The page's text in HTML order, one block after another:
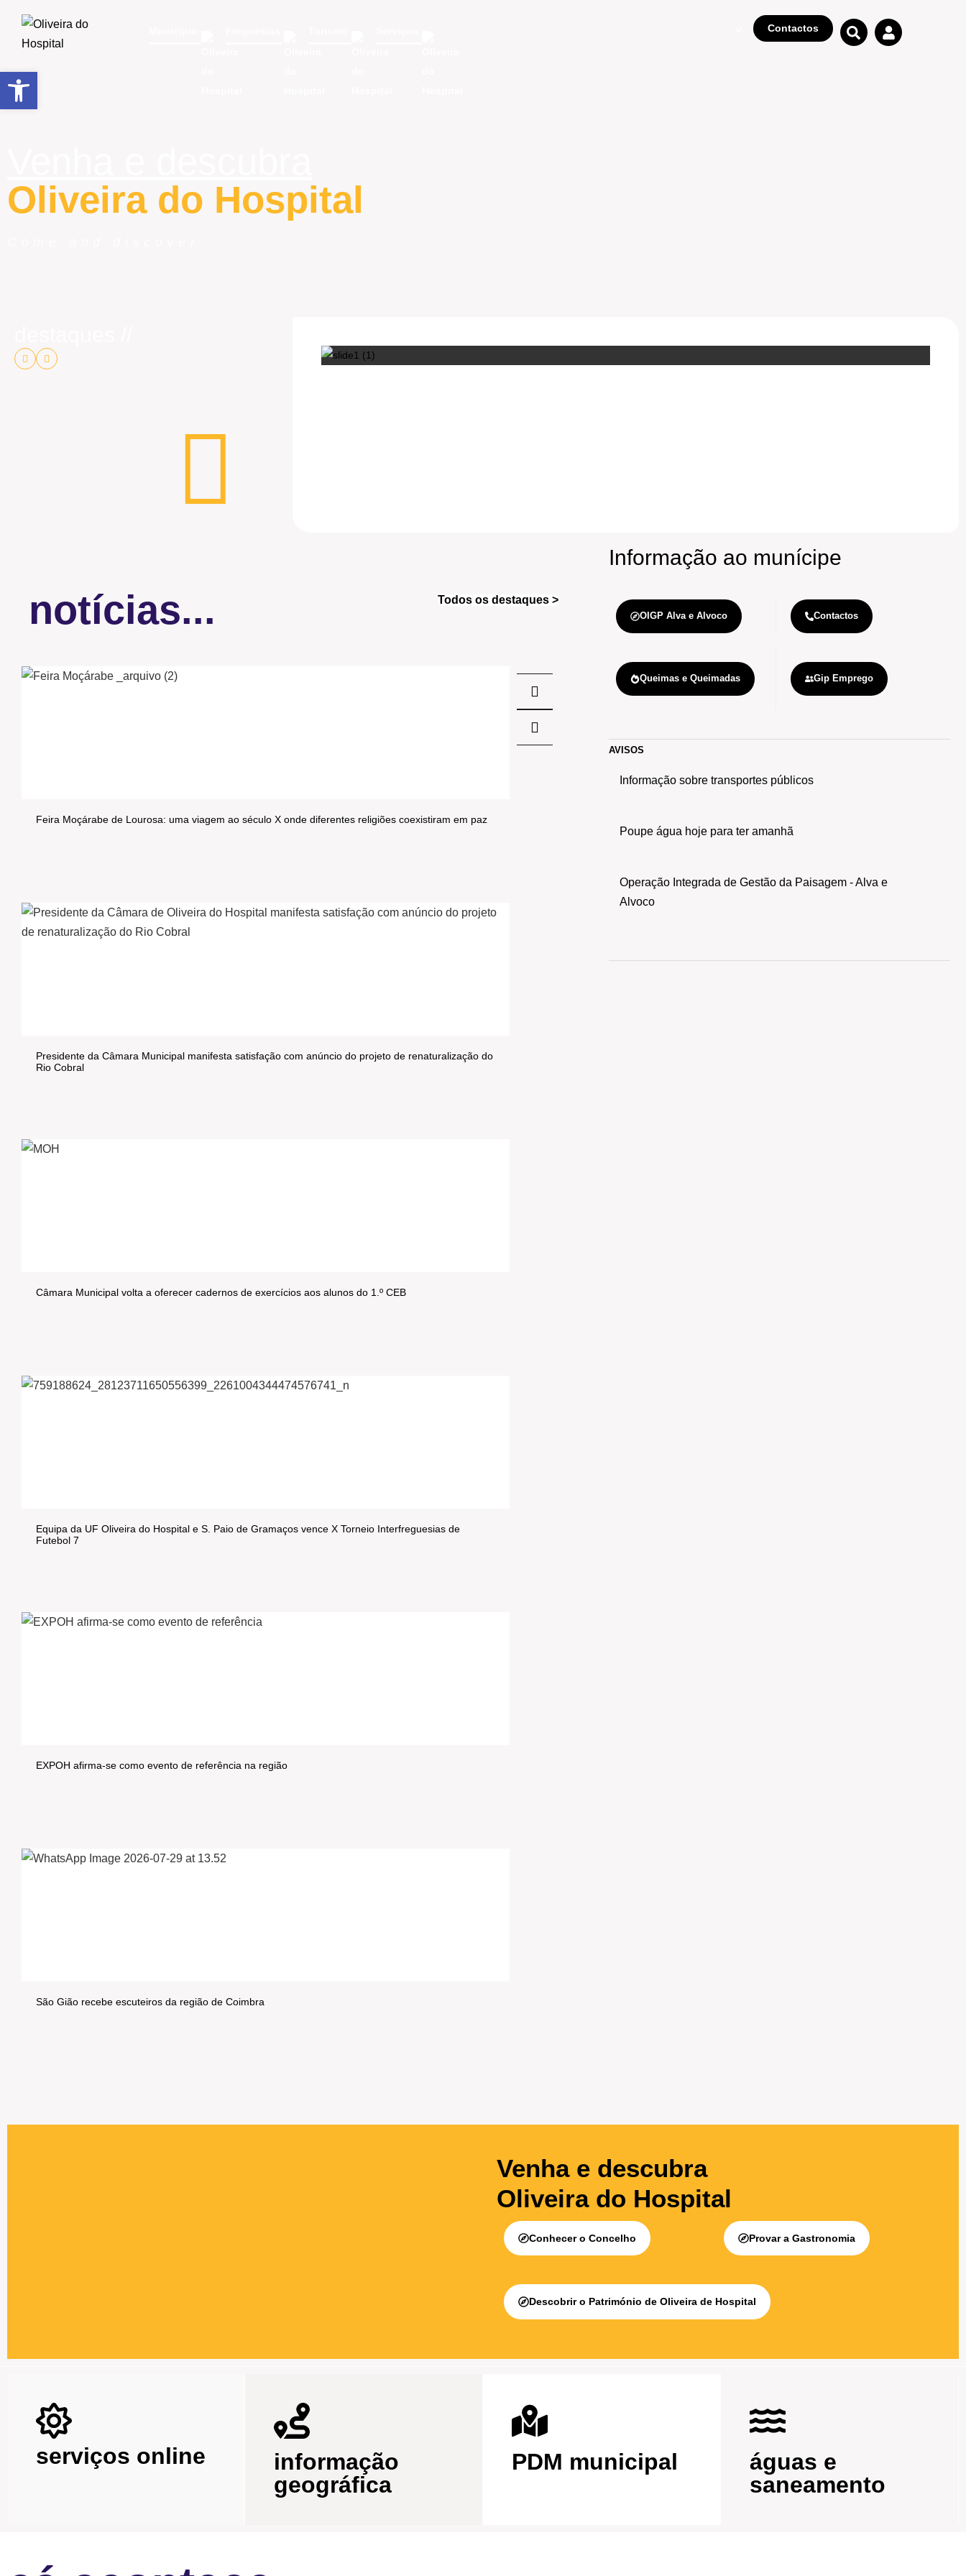
Contactos
Oliveira do Hospital
notícias... Todos os destaques >
Feira Moçárabe de Lourosa: uma viagem ao século X onde diferentes religiões coexistiram em paz
Presidente da Câmara Municipal manifesta satisfação com anúncio do projeto de renaturalização do
Rio Cobral
Câmara Municipal volta a oferecer cadernos de exercícios aos alunos do 1.º CEB
Equipa da UF Oliveira do Hospital e S. Paio de Gramaços vence X Torneio Interfreguesias de
Futebol 7
EXPOH afirma-se como evento de referência na região
São Gião recebe escuteiros da região de Coimbra
Informação ao munícipe
OIGP Alva e Alvoco Contactos
Queimas e Queimadas Gip Emprego
AVISOS
Informação sobre transportes públicos
Poupe água hoje para ter amanhã
Operação Integrada de Gestão da Paisagem - Alva e
Alvoco
Venha e descubra
Oliveira do Hospital
Conhecer o Concelho Provar a Gastronomia
Descobrir o Património de Oliveira de Hospital
serviços online
informação
geográfica
PDM municipal
águas e
saneamento
Open toolbar